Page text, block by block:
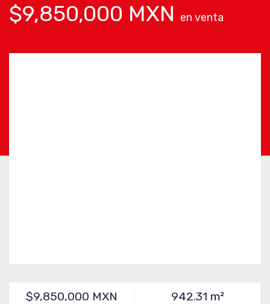
$9,850,000 MXN en venta
$9,850,000 MXN 942.31 m²